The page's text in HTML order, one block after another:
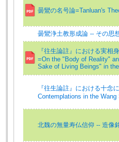
曇鸞の名号論=Tanluan's
曇鸞浄土教形成論 -- その思
『往生論註』における実相
=On the "Body of Reality"
Sake of Living Beings" in
『往生論註』における十念
Contemplations in the Wang
北魏の無量寿仏信仰 -- 造像